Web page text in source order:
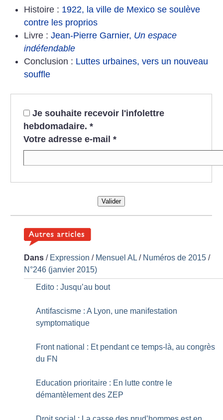
Histoire : 1922, la ville de Mexico se soulève
contre les proprios
Livre : Jean-Pierre Garnier, Un espace
indéfendable
Conclusion : Luttes urbaines, vers un nouveau
souffle
Je souhaite recevoir l'infolettre
hebdomadaire. *
Votre adresse e-mail *
Valider
Dans / Expression / Mensuel AL / Numéros de 2015 /
N°246 (janvier 2015)
Edito : Jusqu’au bout
Antifascisme : A Lyon, une manifestation
symptomatique
Front national : Et pendant ce temps-là, au congrès
du FN
Education prioritaire : En lutte contre le
démantèlement des ZEP